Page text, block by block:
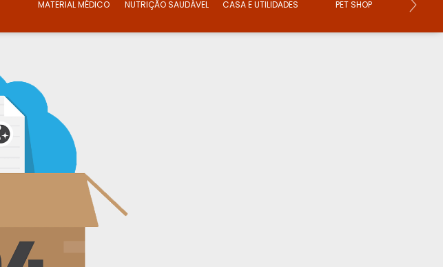
MATERIAL MÉDICO NUTRIÇÃO SAUDÁVEL CASA E UTILIDADES PET SHOP